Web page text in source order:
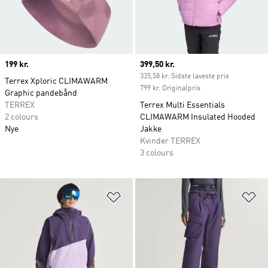
Price
199 kr.
Terrex Xploric CLIMAWARM
Graphic pandebånd
TERREX
2 colours
Nye
Current price
399,50 kr.
335,58 kr. Sidste laveste pris
799 kr. Originalpris
Terrex Multi Essentials
CLIMAWARM Insulated Hooded
Jakke
Kvinder TERREX
3 colours
Føj til ønskeliste